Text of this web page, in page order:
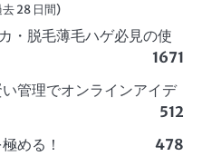
28 日間)
・脱毛薄毛ハゲ必見の使
1671
管理でオンラインアイデ
512
める！
478